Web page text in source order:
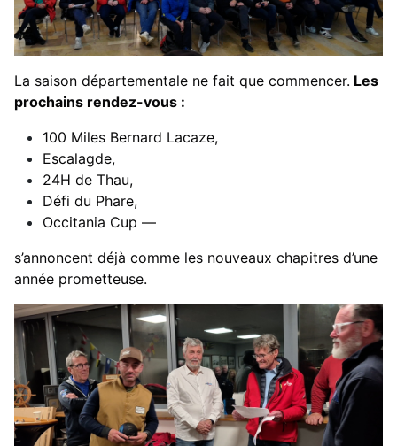
La saison départementale ne fait que commencer. Les
prochains rendez-vous :
100 Miles Bernard Lacaze,
Escalagde,
24H de Thau,
Défi du Phare,
Occitania Cup —
s’annoncent déjà comme les nouveaux chapitres d’une
année prometteuse.